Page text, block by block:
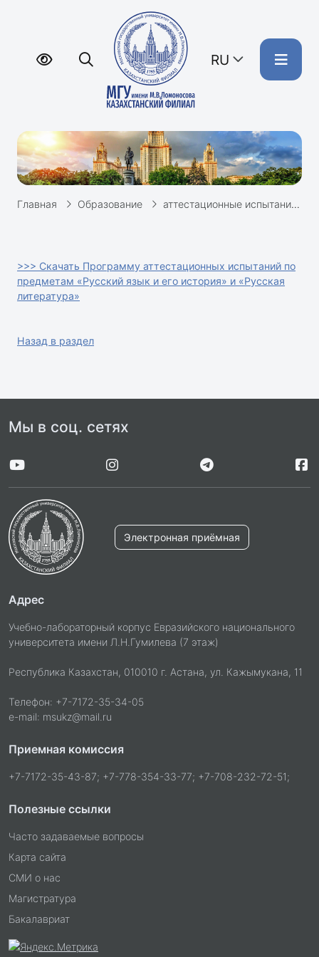
RU
Главная Образование аттестационные испытания
>>> Скачать Программу аттестационных испытаний по
предметам «Русский язык и его история» и «Русская
литература»
Назад в раздел
Мы в соц. сетях
Электронная приёмная
Адрес
Учебно-лабораторный корпус Евразийского национального
университета имени Л.Н.Гумилева (7 этаж)
Республика Казахстан, 010010 г. Астана, ул. Кажымукана, 11
Телефон: +7-7172-35-34-05
e-mail: msukz@mail.ru
Приемная комиссия
+7-7172-35-43-87; +7-778-354-33-77; +7-708-232-72-51;
Полезные ссылки
Часто задаваемые вопросы
Карта сайта
СМИ о нас
Магистратура
Бакалавриат